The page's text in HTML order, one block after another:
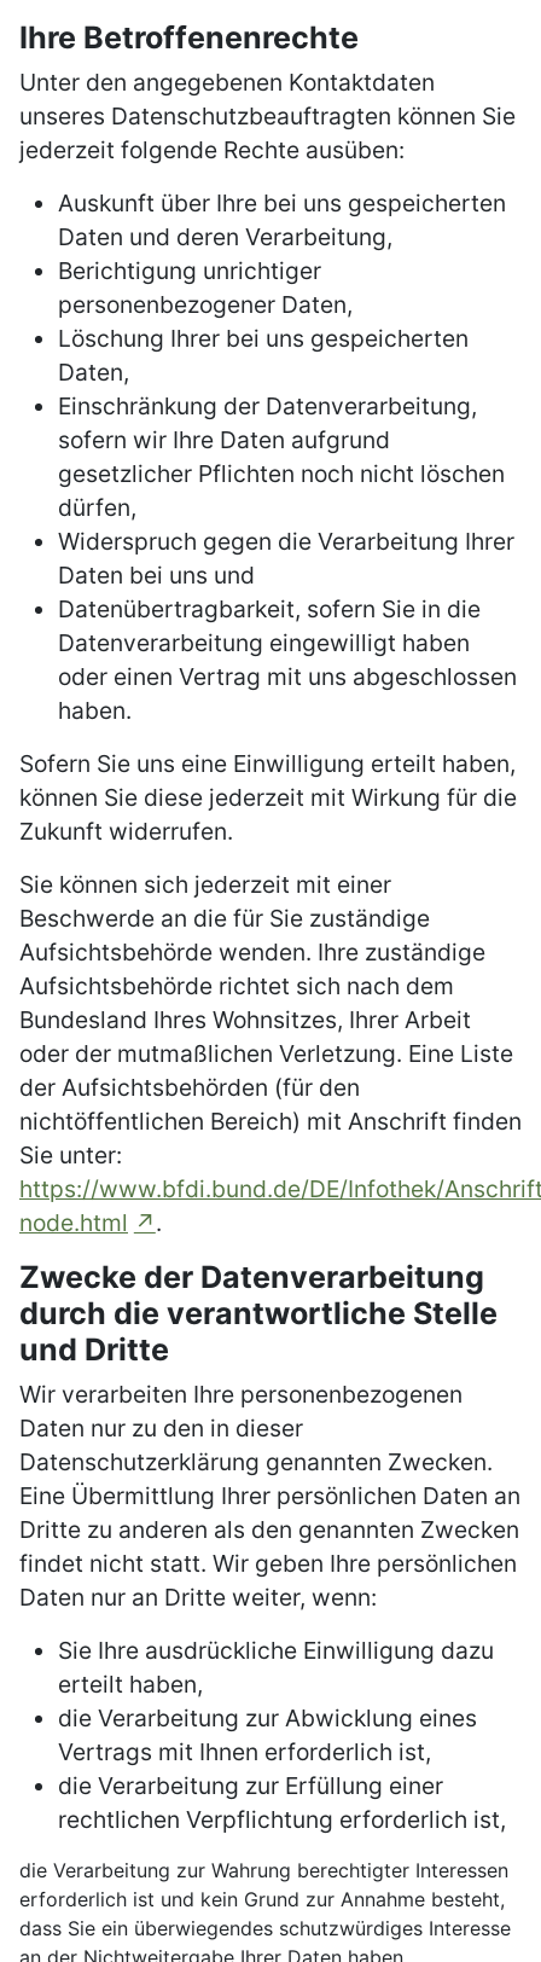
Ihre Betroffenenrechte
Unter den angegebenen Kontaktdaten
unseres Datenschutzbeauftragten können Sie
jederzeit folgende Rechte ausüben:
Auskunft über Ihre bei uns gespeicherten
Daten und deren Verarbeitung,
Berichtigung unrichtiger
personenbezogener Daten,
Löschung Ihrer bei uns gespeicherten
Daten,
Einschränkung der Datenverarbeitung,
sofern wir Ihre Daten aufgrund
gesetzlicher Pflichten noch nicht löschen
dürfen,
Widerspruch gegen die Verarbeitung Ihrer
Daten bei uns und
Datenübertragbarkeit, sofern Sie in die
Datenverarbeitung eingewilligt haben
oder einen Vertrag mit uns abgeschlossen
haben.
Sofern Sie uns eine Einwilligung erteilt haben,
können Sie diese jederzeit mit Wirkung für die
Zukunft widerrufen.
Sie können sich jederzeit mit einer
Beschwerde an die für Sie zuständige
Aufsichtsbehörde wenden. Ihre zuständige
Aufsichtsbehörde richtet sich nach dem
Bundesland Ihres Wohnsitzes, Ihrer Arbeit
oder der mutmaßlichen Verletzung. Eine Liste
der Aufsichtsbehörden (für den
nichtöffentlichen Bereich) mit Anschrift finden
Sie unter:
https://www.bfdi.bund.de/DE/Infothek/
node.html
.
Zwecke der Datenverarbeitung
durch die verantwortliche Stelle
und Dritte
Wir verarbeiten Ihre personenbezogenen
Daten nur zu den in dieser
Datenschutzerklärung genannten Zwecken.
Eine Übermittlung Ihrer persönlichen Daten an
Dritte zu anderen als den genannten Zwecken
findet nicht statt. Wir geben Ihre persönlichen
Daten nur an Dritte weiter, wenn:
Sie Ihre ausdrückliche Einwilligung dazu
erteilt haben,
die Verarbeitung zur Abwicklung eines
Vertrags mit Ihnen erforderlich ist,
die Verarbeitung zur Erfüllung einer
rechtlichen Verpflichtung erforderlich ist,
die Verarbeitung zur Wahrung berechtigter Interessen
erforderlich ist und kein Grund zur Annahme besteht,
dass Sie ein überwiegendes schutzwürdiges Interesse